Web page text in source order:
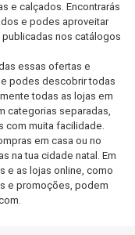
e calçados. Encontrarás
e podes aproveitar
nos catálogos
essas ofertas e
podes descobrir todas
todas as lojas em
categorias separadas,
com muita facilidade.
em casa ou no
na tua cidade natal. Em
e as lojas online, como
e promoções, podem